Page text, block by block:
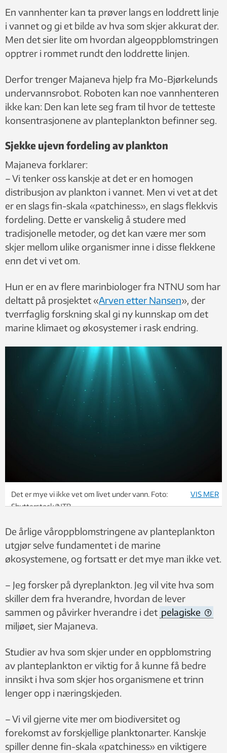
En vannhenter kan ta prøver langs en loddrett linje
i vannet og gi et bilde av hva som skjer akkurat der.
Men det sier lite om hvordan algeoppblomstringen
opptrer i rommet rundt den loddrette linjen.
Derfor trenger Majaneva hjelp fra Mo-Bjørkelunds
undervannsrobot. Roboten kan noe vannhenteren
ikke kan: Den kan lete seg fram til hvor de tetteste
konsentrasjonene av planteplankton befinner seg.
Sjekke ujevn fordeling av plankton
Majaneva forklarer:
– Vi tenker oss kanskje at det er en homogen
distribusjon av plankton i vannet. Men vi vet at det
er en slags fin-skala «patchiness», en slags flekkvis
fordeling. Dette er vanskelig å studere med
tradisjonelle metoder, og det kan være mer som
skjer mellom ulike organismer inne i disse flekkene
enn det vi vet om.
Hun er en av flere marinbiologer fra NTNU som har
deltatt på prosjektet «Arven etter Nansen», der
tverrfaglig forskning skal gi ny kunnskap om det
marine klimaet og økosystemer i rask endring.
Det er mye vi ikke vet om livet under vann. Foto:
Shutterstock/NTB
VIS MER
De årlige våroppblomstringene av planteplankton
utgjør selve fundamentet i de marine
økosystemene, og fortsatt er det mye man ikke vet.
– Jeg forsker på dyreplankton. Jeg vil vite hva som
skiller dem fra hverandre, hvordan de lever
sammen og påvirker hverandre i det pelagiske
miljøet, sier Majaneva.
Studier av hva som skjer under en oppblomstring
av planteplankton er viktig for å kunne få bedre
innsikt i hva som skjer hos organismene et trinn
lenger opp i næringskjeden.
– Vi vil gjerne vite mer om biodiversitet og
forekomst av forskjellige planktonarter. Kanskje
spiller denne fin-skala «patchiness» en viktigere